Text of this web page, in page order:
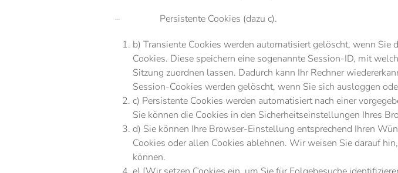
– Persistente Cookies (dazu c).
b) Transiente Cookies werden automatisiert gelöscht, wenn
Cookies. Diese speichern eine sogenannte Session-ID, mit
Sitzung zuordnen lassen. Dadurch kann Ihr Rechner
Session-Cookies werden gelöscht, wenn Sie sich ausloggen
c) Persistente Cookies werden automatisiert nach einer
Sie können die Cookies in den Sicherheitseinstellungen Ihres
d) Sie können Ihre Browser-Einstellung entsprechend Ihren
Cookies oder allen Cookies ablehnen. Wir weisen Sie darauf
können.